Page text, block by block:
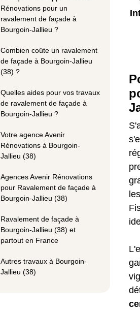
Rénovations pour un
ravalement de façade à
Bourgoin-Jallieu ?
Combien coûte un ravalement
de façade à Bourgoin-Jallieu
(38) ?
Quelles aides pour vos travaux
de ravalement de façade à
Bourgoin-Jallieu ?
Votre agence Avenir
Rénovations à Bourgoin-
Jallieu (38)
Agences Avenir Rénovations
pour Ravalement de façade à
Bourgoin-Jallieu (38)
Ravalement de façade à
Bourgoin-Jallieu (38) et
partout en France
Autres travaux à Bourgoin-
Jallieu (38)